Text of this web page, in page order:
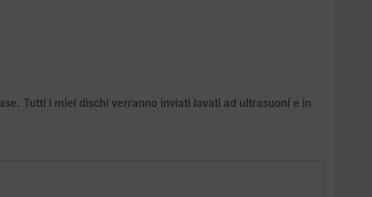
Tutti i miei dischi verranno inviati lavati ad ultrasuoni e in